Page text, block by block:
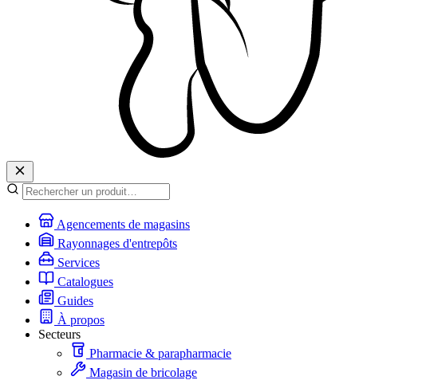
Agencements de magasins
Rayonnages d'entrepôts
Services
Catalogues
Guides
À propos
Secteurs
Pharmacie & parapharmacie
Magasin de bricolage